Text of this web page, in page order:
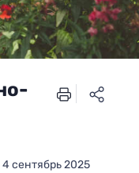
4 сентябрь 2025